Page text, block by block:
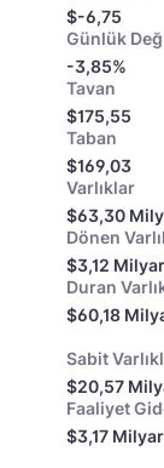
$-6,75
Günlük
-3,85%
Tavan
$175,55
Taban
$169,03
Varlıklar
$63,30
Dönen
$3,12 Milyar
Duran
$60,18
Sabit
$20,57
Faaliyet
$3,17 Milyar